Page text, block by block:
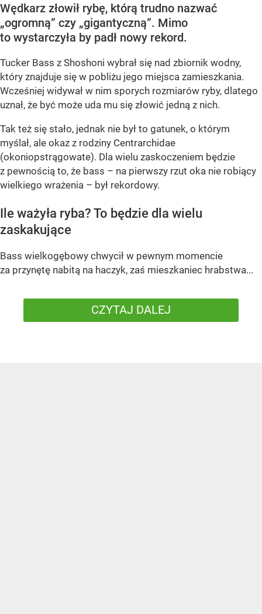
Wędkarz złowił rybę, którą trudno nazwać
„ogromną” czy „gigantyczną”. Mimo
to wystarczyła by padł nowy rekord.
Tucker Bass z Shoshoni wybrał się nad zbiornik wodny,
który znajduje się w pobliżu jego miejsca zamieszkania.
Wcześniej widywał w nim sporych rozmiarów ryby, dlatego
uznał, że być może uda mu się złowić jedną z nich.
Tak też się stało, jednak nie był to gatunek, o którym
myślał, ale okaz z rodziny Centrarchidae
(okoniopstrągowate). Dla wielu zaskoczeniem będzie
z pewnością to, że bass – na pierwszy rzut oka nie robiący
wielkiego wrażenia – był rekordowy.
Ile ważyła ryba? To będzie dla wielu
zaskakujące
Bass wielkogębowy chwycił w pewnym momencie
za przynętę nabitą na haczyk, zaś mieszkaniec hrabstwa...
CZYTAJ DALEJ